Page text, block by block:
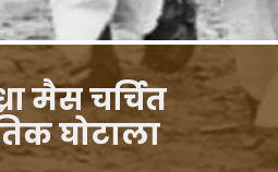
मैस चर्चित
राजनीतिक घोटाला